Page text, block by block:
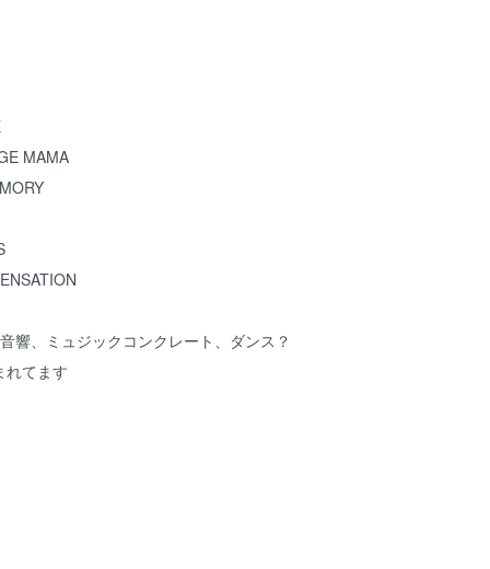
MAMA
響、ミュジックコンクレート、ダンス？
れてます